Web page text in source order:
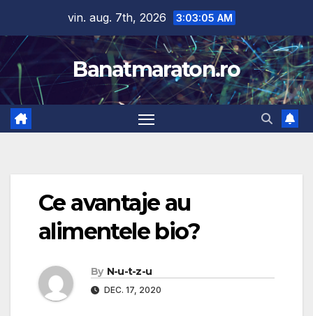
content
vin. aug. 7th, 2026 3:03:06 AM
Banatmaraton.ro
Ce avantaje au
alimentele bio?
By N-u-t-z-u
DEC. 17, 2020